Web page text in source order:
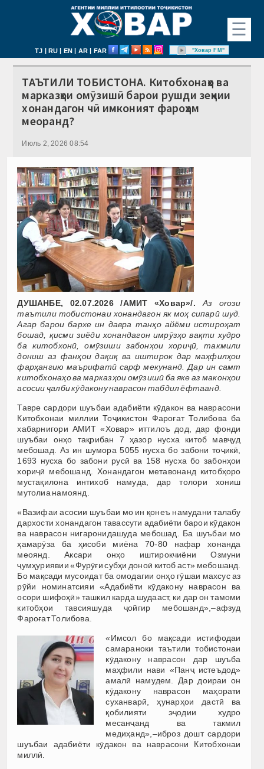
☰
TJ | RU | EN | AR | FAR "Ховар FM"
ТАЪТИЛИ ТОБИСТОНА. Китобхонаҳо ва
марказҳои омӯзишӣ барои рушди зеҳнии
хонандагон чӣ имконият фароҳам
меоранд?
Июль 2, 2026 08:54
ДУШАНБЕ, 02.07.2026 /АМИТ «Ховар»/.
Аз оғози
таътили тобистонаи хонандагон як моҳ сипарӣ шуд.
Агар барои бархе ин давра танҳо айёми истироҳат
бошад, қисми зиёди хонандагон имрӯзҳо вақти худро
ба китобхонӣ, омӯзиши забонҳои хориҷӣ, такмили
дониш аз фанҳои дақиқ ва иштирок дар маҳфилҳои
фарҳангию маърифатӣ сарф мекунанд. Дар ин самт
китобхонаҳо ва марказҳои омӯзишӣ ба яке аз маконҳои
асосии ҷалби кӯдакону наврасон табдил ёфтаанд.
Тавре сардори шуъбаи адабиёти кӯдакон ва наврасони
Китобхонаи миллии Тоҷикистон Фароғат Толибова ба
хабарнигори АМИТ «Ховар» иттилоъ дод, дар фонди
шуъбаи онҳо тақрибан 7 ҳазор нусха китоб мавҷуд
мебошад. Аз ин шумора 5055 нусха бо забони тоҷикӣ,
1693 нусха бо забони русӣ ва 158 нусха бо забонҳои
хориҷӣ мебошанд. Хонандагон метавонанд китобҳоро
мустақилона интихоб намуда, дар толори хониш
мутолиа намоянд.
«Вазифаи асосии шуъбаи мо ин қонеъ намудани талабу
дархости хонандагон тавассути адабиёти барои кӯдакон
ва наврасон нигаронидашуда мебошад. Ба шуъбаи мо
ҳамарӯза ба ҳисоби миёна 70-80 нафар хонанда
меоянд. Аксари онҳо иштирокчиёни Озмуни
ҷумҳуриявии «Фурӯғи субҳи доноӣ китоб аст» мебошанд.
Бо мақсади мусоидат ба омодагии онҳо гӯшаи махсус аз
рӯйи номинатсияи «Адабиёти кӯдакону наврасон ва
осори шифоҳӣ» ташкил карда шудааст, ки дар он тамоми
китобҳои тавсияшуда ҷойгир мебошанд»,–афзуд
Фароғат Толибова.
«Имсол бо мақсади истифодаи
самараноки таътили тобистонаи
кӯдакону наврасон дар шуъба
маҳфили нави «Панҷ истеъдод»
амалӣ намудем. Дар доираи он
кӯдакону наврасон маҳорати
суханварӣ, ҳунарҳои дастӣ ва
қобилияти эҷодии худро
месанҷанд ва такмил
медиҳанд»,–иброз дошт сардори
шуъбаи адабиёти кӯдакон ва наврасони Китобхонаи
миллӣ.